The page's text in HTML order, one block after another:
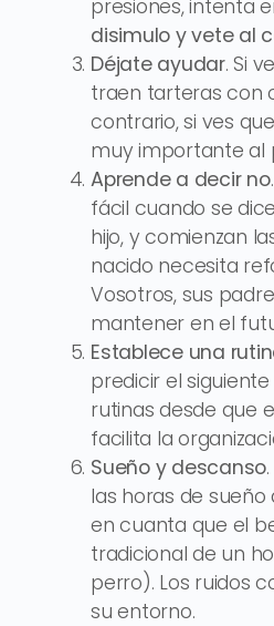
presiones, intenta
disimulo y vete al
Déjate ayudar. Si
traen tarteras con
contrario, si ves
muy importante al
Aprende a decir no
fácil cuando se
hijo, y comienzan
nacido necesita
Vosotros, sus
mantener en el
Establece una
predicir el
rutinas desde que
facilita la
Sueño y descanso
las horas de
en cuanta que el
tradicional de un
perro). Los ruidos
su entorno.